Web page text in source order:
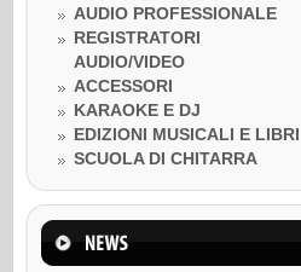
AUDIO PROFESSIONALE
REGISTRATORI
AUDIO/VIDEO
ACCESSORI
KARAOKE E DJ
EDIZIONI MUSICALI E LIBRI
SCUOLA DI CHITARRA
Venerdì 10 luglio 2020
LA BOTTEGA DELLA MUSICA
INCONTRA...I GRANDI DELLA
MUSICA
Venerdì 10 luglio 2020
Lezione ukulele in Omaggio
Mercoledì 22 marzo 2023
Suono l'ukulele in 8 lezioni